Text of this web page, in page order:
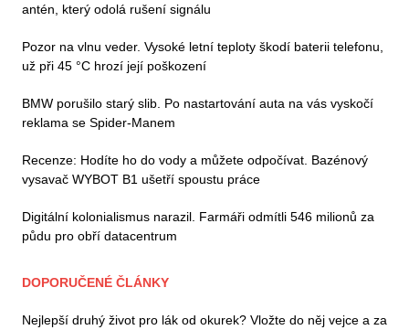
antén, který odolá rušení signálu
Pozor na vlnu veder. Vysoké letní teploty škodí baterii telefonu,
už při 45 °C hrozí její poškození
BMW porušilo starý slib. Po nastartování auta na vás vyskočí
reklama se Spider-Manem
Recenze: Hodíte ho do vody a můžete odpočívat. Bazénový
vysavač WYBOT B1 ušetří spoustu práce
Digitální kolonialismus narazil. Farmáři odmítli 546 milionů za
půdu pro obří datacentrum
DOPORUČENÉ ČLÁNKY
Nejlepší druhý život pro lák od okurek? Vložte do něj vejce a za